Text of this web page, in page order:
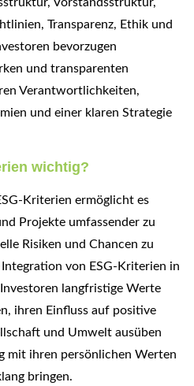
Transparenz, Ethik und
bevorzugen
und transparenten
Verantwortlichkeiten,
und einer klaren Strategie
wichtig?
Kriterien ermöglicht es
Projekte umfassender zu
Risiken und Chancen zu
von ESG-Kriterien in
langfristige Werte
ihren Einfluss auf positive
und Umwelt ausüben
mit ihren persönlichen Werten
bringen.